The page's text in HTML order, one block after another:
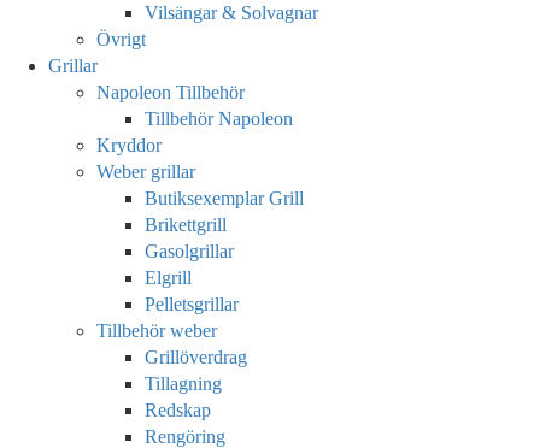
Vilsängar & Solvagnar
Övrigt
Grillar
Napoleon Tillbehör
Tillbehör Napoleon
Kryddor
Weber grillar
Butiksexemplar Grill
Brikettgrill
Gasolgrillar
Elgrill
Pelletsgrillar
Tillbehör weber
Grillöverdrag
Tillagning
Redskap
Rengöring